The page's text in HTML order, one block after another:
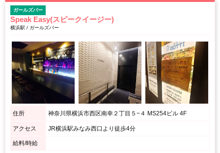
ガールズバー
Speak Easy(スピークイージー)
横浜駅 / ガールズバー
住所 神奈川県横浜市西区南幸２丁目５−４ MS254ビル 4F
アクセス JR横浜駅みなみ西口より徒歩4分
給料/時給